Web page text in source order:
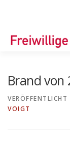
Brand von
VERÖFFENTLICHT
VOIGT